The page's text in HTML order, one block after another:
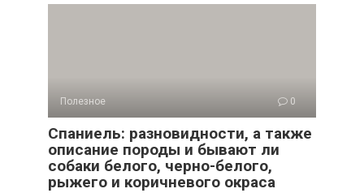
Полезное 0
Спаниель: разновидности, а также
описание породы и бывают ли
собаки белого, черно-белого,
рыжего и коричневого окраса